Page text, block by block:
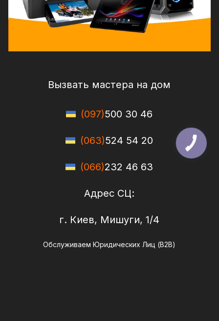
Вызвать мастера на дом
(097)500 30 46
(063)524 54 20
(066)232 46 63
Адрес СЦ:
г. Киев, Мишуги, 1/4
Обслуживаем Юридических Лиц (B2B)